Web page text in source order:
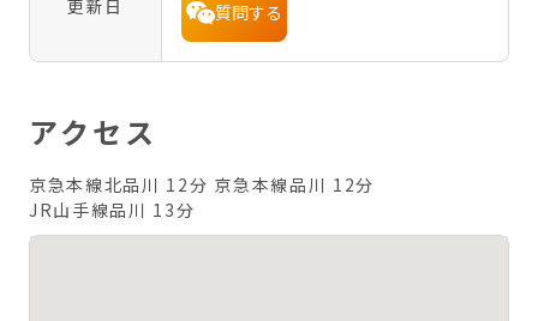
更新日
質問する
アクセス
京急本線北品川 12分 京急本線品川 12分
JR山手線品川 13分